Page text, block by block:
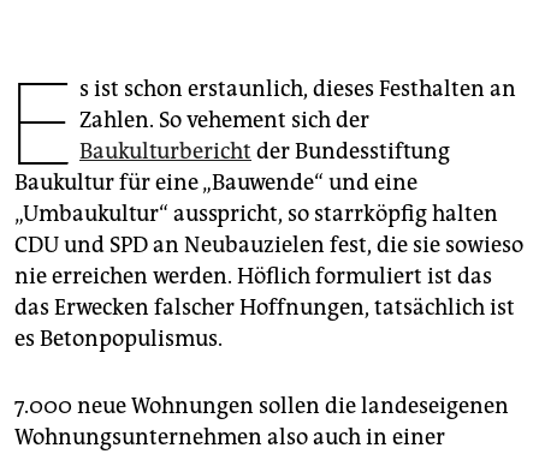
abo
genossenschaft
epaper login
E s ist schon erstaunlich, dieses Festhalten an
Zahlen. So vehement sich der
Baukulturbericht der Bundesstiftung
Baukultur für eine „Bauwende“ und eine
„Umbaukultur“ ausspricht, so starrköpfig halten
CDU und SPD an Neubauzielen fest, die sie sowieso
nie erreichen werden. Höflich formuliert ist das
das Erwecken falscher Hoffnungen, tatsächlich ist
es Betonpopulismus.
7.000 neue Wohnungen sollen die landeseigenen
Wohnungsunternehmen also auch in einer